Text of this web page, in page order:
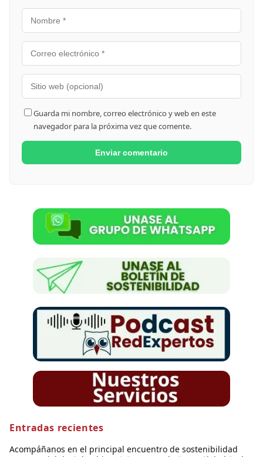
Guarda mi nombre, correo electrónico y web en este
navegador para la próxima vez que comente.
Entradas recientes
Acompáñanos en el principal encuentro de sostenibilidad